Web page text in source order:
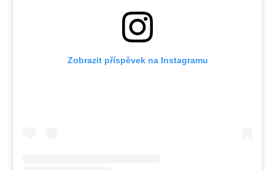
Zobrazit příspěvek na Instagramu